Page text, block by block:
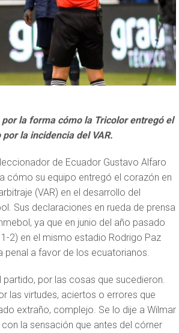
la forma cómo la Tricolor entregó el
la incidencia del VAR.
de Ecuador Gustavo Alfaro
cómo su equipo entregó el corazón en
(VAR) en el desarrollo del
Sus declaraciones en rueda de prensa
ya que en junio del año pasado
2) en el mismo estadio Rodrigo Paz
penal a favor de los ecuatorianos.
por las cosas que sucedieron.
las virtudes, aciertos o errores que
extraño, complejo. Se lo dije a Wilmar
la sensación que antes del córner